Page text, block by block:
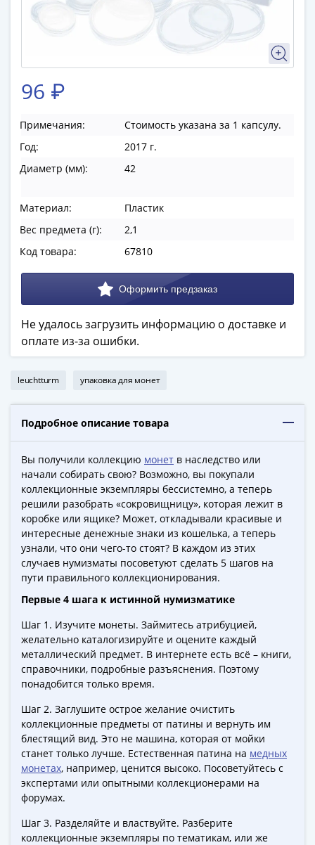
памятные
Биметаллические
аналогичные
Победы
1812
Победы
ВОВ
Победы
Человек
труда
Города-
герои
Оружие
Великой
Победы
Олимпиада
Сочи
футболу
2018
события
Архитектура
Красная
книга
Личности
Мультипликация
Серебряные
96 ₽
Примечания:
Стоимость указана за 1 капсулу.
Год:
2017 г.
Диаметр (мм):
42
Материал:
Пластик
Вес предмета (г):
2,1
Код товара:
67810
Не удалось загрузить информацию о доставке и
оплате из-за ошибки.
leuchtturm упаковка для монет
Подробное описание товара
Вы получили коллекцию монет в наследство или
начали собирать свою? Возможно, вы покупали
коллекционные экземпляры бессистемно, а теперь
решили разобрать «сокровищницу», которая лежит в
коробке или ящике? Может, откладывали красивые и
интересные денежные знаки из кошелька, а теперь
узнали, что они чего-то стоят? В каждом из этих
случаев нумизматы посоветуют сделать 5 шагов на
пути правильного коллекционирования.
Первые 4 шага к истинной нумизматике
Шаг 1. Изучите монеты. Займитесь атрибуцией,
желательно каталогизируйте и оцените каждый
металлический предмет. В интернете есть всё – книги,
справочники, подробные разъяснения. Поэтому
понадобится только время.
Шаг 2. Заглушите острое желание очистить
коллекционные предметы от патины и вернуть им
блестящий вид. Это не машина, которая от мойки
станет только лучше. Естественная патина на медных
монетах, например, ценится высоко. Посоветуйтесь с
экспертами или опытными коллекционерами на
форумах.
Шаг 3. Разделяйте и властвуйте. Разберите
коллекционные экземпляры по тематикам, или же